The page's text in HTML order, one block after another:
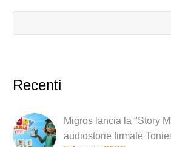
Recenti
Migros lancia la "Story
audiostorie firmate